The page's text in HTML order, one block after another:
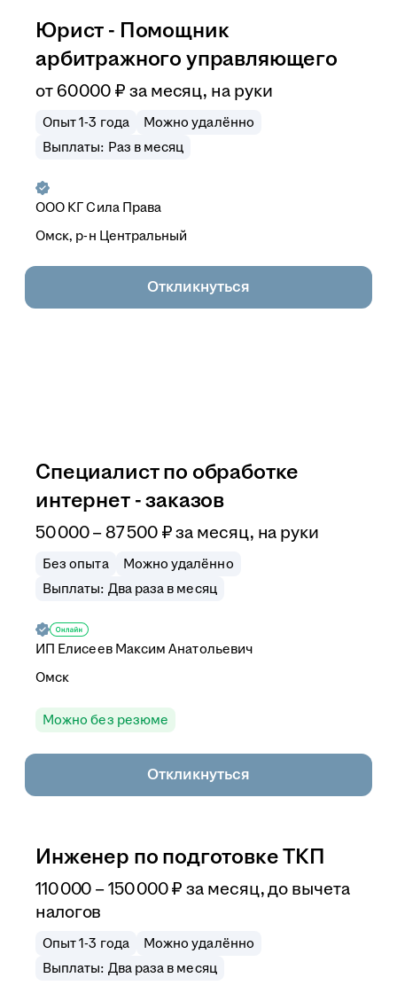
Юрист - Помощник
арбитражного управляющего
от60 000 ₽ за месяц, на руки
Опыт 1-3 года
Можно удалённо
Выплаты: Раз в месяц
ООО КГ Сила Права
Омск, р-н Центральный
Откликнуться
Специалист по обработке
интернет - заказов
50 000–87 500 ₽ за месяц, на руки
Без опыта
Можно удалённо
Выплаты: Два раза в месяц
ИП Елисеев Максим Анатольевич
Омск
Можно без резюме
Откликнуться
Инженер по подготовке ТКП
110 000 –150 000₽ за месяц,до вычета
налогов
Опыт 1-3 года
Можно удалённо
Выплаты: Два раза в месяц